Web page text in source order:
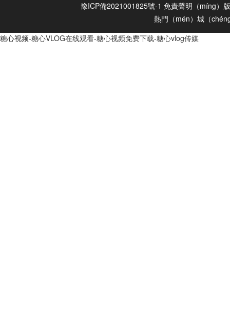
豫ICP備2021001825號-1 免責聲明（míng）
熱門（mén）城（
糖心视频-糖心VLOG在线观看-糖心视频免费下载-糖心vlog传媒